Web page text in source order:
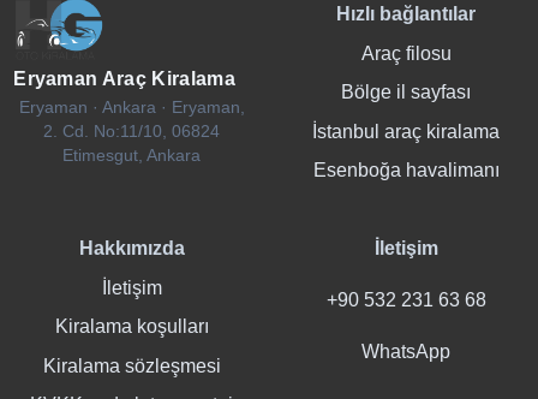
Eryaman Araç Kiralama
Eryaman · Ankara · Eryaman,
2. Cd. No:11/10, 06824
Etimesgut, Ankara
Hızlı bağlantılar
Araç filosu
Bölge il sayfası
İstanbul araç kiralama
Esenboğa havalimanı
Hakkımızda
İletişim
Kiralama koşulları
Kiralama sözleşmesi
İletişim
+90 532 231 63 68
WhatsApp